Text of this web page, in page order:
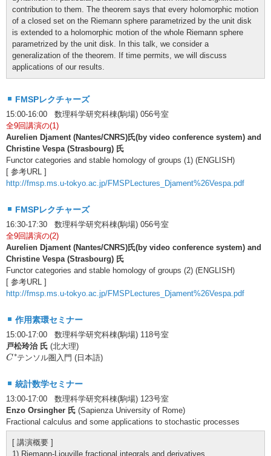
contribution to them. The theorem says that every holomorphic motion
of a closed set on the Riemann sphere parametrized by the unit disk
is extended to a holomorphic motion of the whole Riemann sphere
parametrized by the unit disk. In this talk, we consider a
generalization of the theorem. If time permits, we will discuss
applications of our results.
FMSPレクチャーズ
15:00-16:00 数理科学研究科棟(駒場) 056号室
全9回講演の(1)
Aurelien Djament (Nantes/CNRS)氏(by video conference system) and
Christine Vespa (Strasbourg) 氏
Functor categories and stable homology of groups (1) (ENGLISH)
[ 参考URL ]
http://fmsp.ms.u-tokyo.ac.jp/FMSPLectures_Djament%26Vespa.pdf
FMSPレクチャーズ
16:30-17:30 数理科学研究科棟(駒場) 056号室
全9回講演の(2)
Aurelien Djament (Nantes/CNRS)氏(by video conference system) and
Christine Vespa (Strasbourg) 氏
Functor categories and stable homology of groups (2) (ENGLISH)
[ 参考URL ]
http://fmsp.ms.u-tokyo.ac.jp/FMSPLectures_Djament%26Vespa.pdf
作用素環セミナー
15:00-17:00 数理科学研究科棟(駒場) 118号室
戸松玲治 氏 (北大理)
C∗
C∗テンソル圏入門 (日本語)
統計数学セミナー
13:00-17:00 数理科学研究科棟(駒場) 123号室
Enzo Orsingher 氏 (Sapienza University of Rome)
Fractional calculus and some applications to stochastic processes
[ 講演概要 ]
1) Riemann-Liouville fractional integrals and derivatives